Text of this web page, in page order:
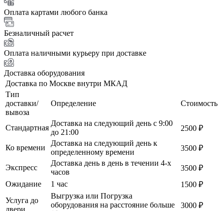
Оплата картами любого банка
Безналичный расчет
Оплата наличными курьеру при доставке
Доставка оборудования
Доставка по Москве внутри МКАД
Тип
доставки/
вывоза
Определение Стоимость
Стандартная
Доставка на следующий день с 9:00
до 21:00
2500 ₽
Ко времени
Доставка на следующий день к
определенному времени
3500 ₽
Экспресс
Доставка день в день в течении 4-х
часов
3500 ₽
Ожидание
1 час
1500 ₽
Услуга до
Выгрузка или Погрузка
оборудования на расстояние больше
3000 ₽